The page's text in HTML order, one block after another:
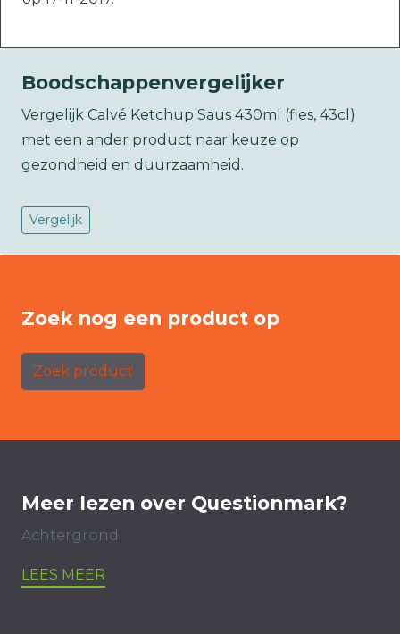
Boodschappenvergelijker
Vergelijk Calvé Ketchup Saus 430ml (fles, 43cl)
met een ander product naar keuze op
gezondheid en duurzaamheid.
Vergelijk
Zoek nog een product op
Zoek product
Meer lezen over Questionmark?
Achtergrond
LEES MEER